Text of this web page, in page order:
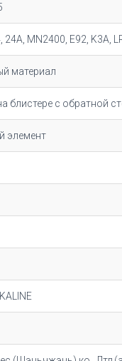
24A, MN2400, E92, K3A,
материал
блистере с обратной
элемент